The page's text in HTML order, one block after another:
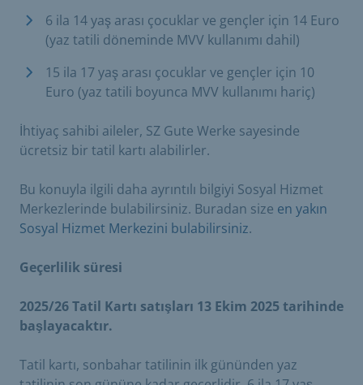
6 ila 14 yaş arası çocuklar ve gençler için 14 Euro
(yaz tatili döneminde MVV kullanımı dahil)
15 ila 17 yaş arası çocuklar ve gençler için 10
Euro (yaz tatili boyunca MVV kullanımı hariç)
İhtiyaç sahibi aileler, SZ Gute Werke sayesinde
ücretsiz bir tatil kartı alabilirler.
Bu konuyla ilgili daha ayrıntılı bilgiyi Sosyal Hizmet
Merkezlerinde bulabilirsiniz. Buradan size en yakın
Sosyal Hizmet Merkezini bulabilirsiniz.
Geçerlilik süresi
2025/26 Tatil Kartı satışları 13 Ekim 2025 tarihinde
başlayacaktır.
Tatil kartı, sonbahar tatilinin ilk gününden yaz